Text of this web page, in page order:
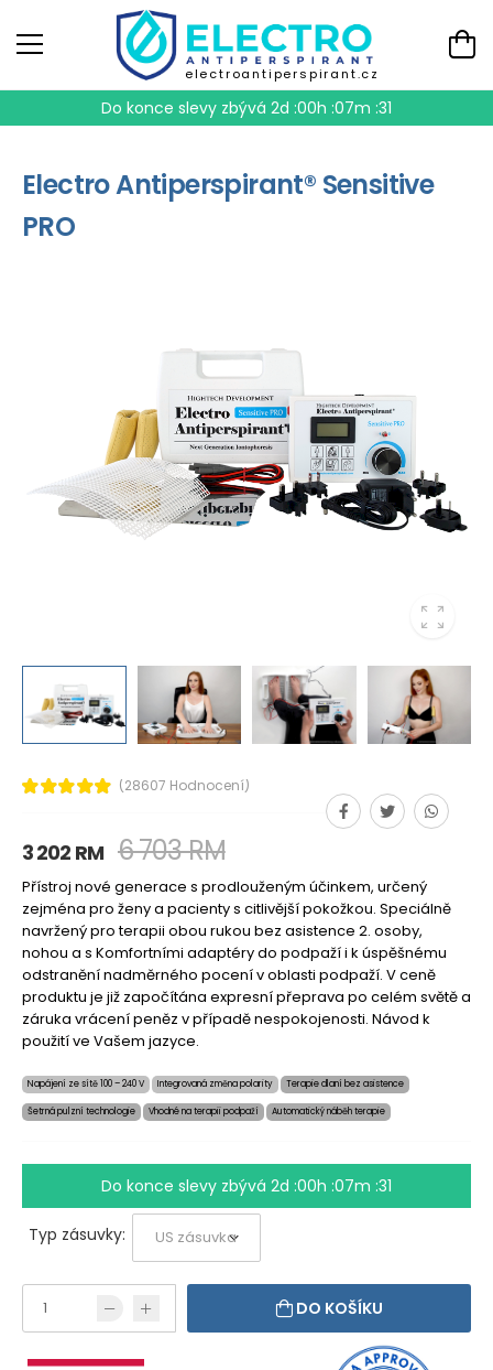
electroantiperspirant.cz
Do konce slevy zbývá 2d :00h :07m :30
Electro Antiperspirant® Sensitive
PRO
(28607 Hodnocení)
3 202 RM 6 703 RM
Přístroj nové generace s prodlouženým účinkem, určený
zejména pro ženy a pacienty s citlivější pokožkou. Speciálně
navržený pro terapii obou rukou bez asistence 2. osoby,
nohou a s Komfortními adaptéry do podpaží i k úspěšnému
odstranění nadměrného pocení v oblasti podpaží. V ceně
produktu je již započítána expresní přeprava po celém světě a
záruka vrácení peněz v případě nespokojenosti. Návod k
použití ve Vašem jazyce.
Napájení ze sítě 100 – 240 V Integrovaná změna polarity Terapie dlaní bez asistence
Šetrná pulzní technologie Vhodné na terapii podpaží Automatický náběh terapie
Do konce slevy zbývá 2d :00h :07m :30
Typ zásuvky:
DO KOŠÍKU